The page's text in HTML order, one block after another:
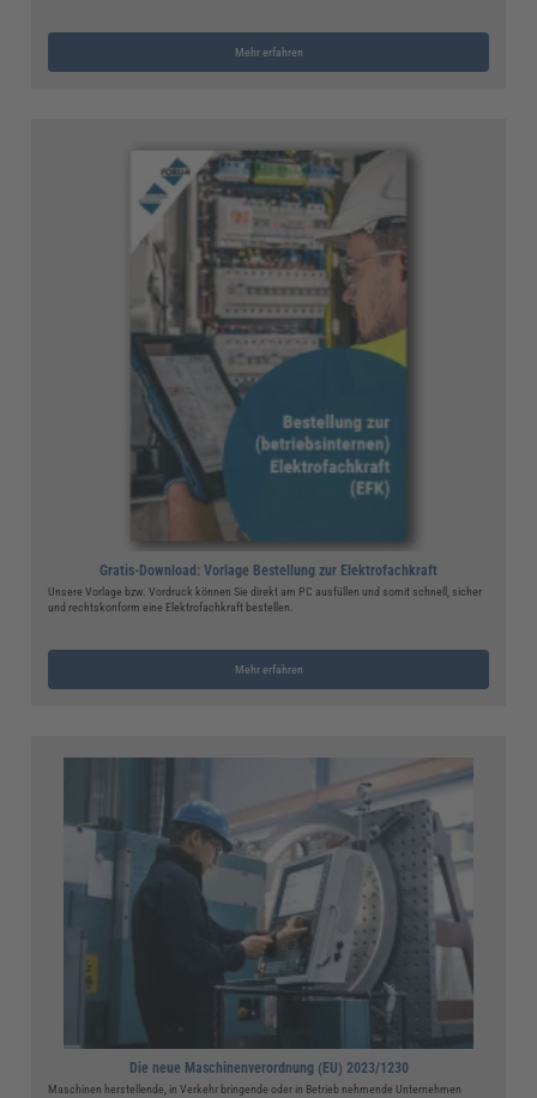
Mehr erfahren
Gratis-Download: Vorlage Bestellung zur Elektrofachkraft
Unsere Vorlage bzw. Vordruck können Sie direkt am PC ausfüllen und somit schnell, sicher
und rechtskonform eine Elektrofachkraft bestellen.
Mehr erfahren
Die neue Maschinenverordnung (EU) 2023/1230
Maschinen herstellende, in Verkehr bringende oder in Betrieb nehmende Unternehmen